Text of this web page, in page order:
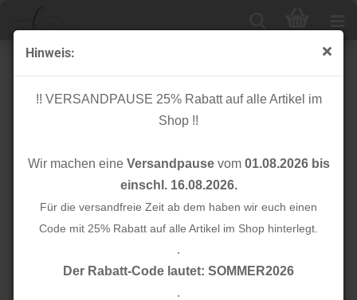
Hinweis:
!! VERSANDPAUSE 25% Rabatt auf alle Artikel im
Shop !!
Wir machen eine Versandpausevom 01.08.2026 bis
einschl. 16.08.2026.
Für die versandfreie Zeit ab dem haben wir euch einen
Code mit 25% Rabatt auf alle Artikel im Shop hinterlegt.
.
Der Rabatt-Code lautet: SOMMER2026
.
Papierschnittmuster - MAliva Neckholdertop - Damen -
Kibadoo